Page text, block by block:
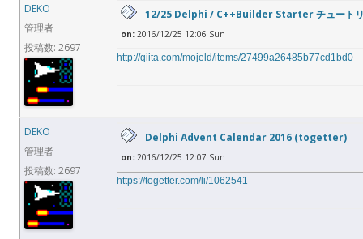
DEKO
管理者
投稿数: 2697
12/25 Delphi / C++Builder Starter チュートリ
on: 2016/12/25 12:06 Sun
http://qiita.com/mojeld/items/27499a26485b77cd1bd0
DEKO
管理者
投稿数: 2697
Delphi Advent Calendar 2016 (togetter)
on: 2016/12/25 12:07 Sun
https://togetter.com/li/1062541